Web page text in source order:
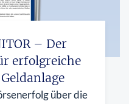
– Der
erfolgreiche
über die